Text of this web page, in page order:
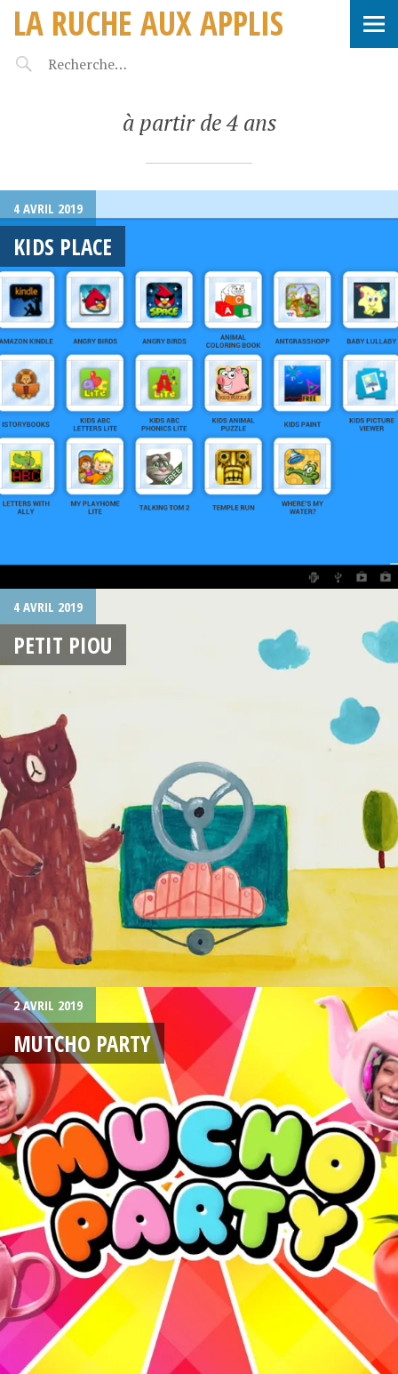
LA RUCHE AUX APPLIS
à partir de 4 ans
4 AVRIL 2019
KIDS PLACE
4 AVRIL 2019
PETIT PIOU
2 AVRIL 2019
MUTCHO PARTY